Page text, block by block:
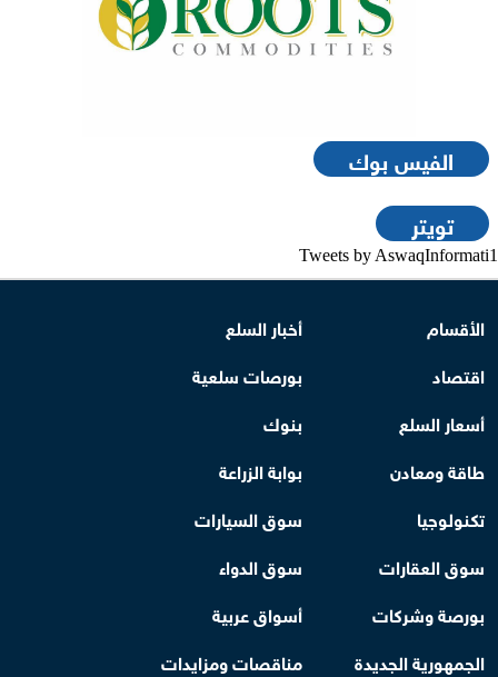
الفيس بوك
تويتر
Tweets by AswaqInformati1
الأقسام
أخبار السلع
اقتصاد
بورصات سلعية
أسعار السلع
بنوك
طاقة ومعادن
بوابة الزراعة
تكنولوجيا
سوق السيارات
سوق العقارات
سوق الدواء
بورصة وشركات
أسواق عربية
الجمهورية الجديدة
مناقصات ومزايدات